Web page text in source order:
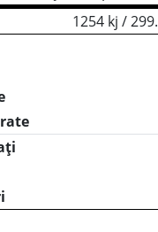
1254 kj /